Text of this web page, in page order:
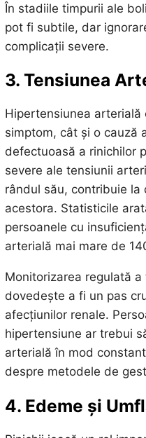
În stadiile timpurii ale
pot fi subtile, dar
complicații severe.
3. Tensiunea
Hipertensiunea
simptom, cât și o cauză
defectuoasă a rinichilor
severe ale tensiunii
rândul său, contribuie la
acestora. Statisticile
persoanele cu
arterială mai mare de
Monitorizarea regulată
dovedește a fi un pas
afecțiunilor renale.
hipertensiune ar trebui
arterială în mod
despre metodele de
4. Edeme și